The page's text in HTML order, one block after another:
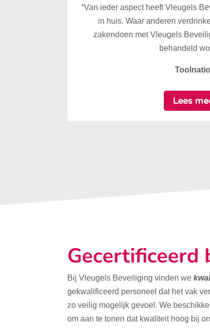
“Van ieder aspect heeft Vleugels
in huis. Waar anderen
zakendoen met Vleugels
behandeld
Lees
Gecertificeerd
Bij Vleugels Beveiliging vinden we
gekwalificeerd personeel dat het vak
zo veilig mogelijk gevoel. We
om aan te tonen dat kwaliteit hoog bij